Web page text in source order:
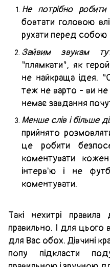
Не потрібно робити
бовтати головою
рухати перед собою
Зайвим звукам
"плямкати", як
не найкраща ідея.
теж не варто - ви не
немає завдання
Менше слів і більше
прийнято
це робити
коментувати
інтерв'ю і не
коментувати.
Такі нехитрі
правильно. І для цього
для Вас обох. Дівчині
попу підкласти